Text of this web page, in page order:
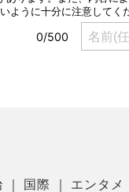
国際 エンタメ